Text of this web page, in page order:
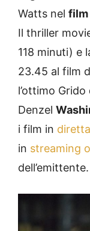
Watts nel film
Il thriller
118 minuti) e
23.45 al film
l’ottimo
Denzel
i film in
in streaming
dell’emittente.